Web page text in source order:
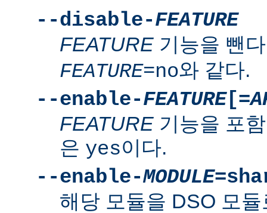
--disable-FEATURE
FEATURE 기능을 뺀
FEATURE=no와 같다.
--enable-FEATURE[=
FEATURE 기능을 포
은 yes이다.
--enable-MODULE
해당 모듈을 DSO 모